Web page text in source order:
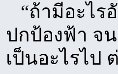
“ถ้ามีอะไร
ปกป้องฟ้า จ
เป็นอะไรไป